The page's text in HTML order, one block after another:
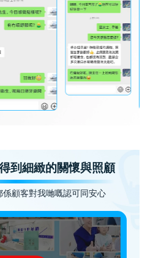
到細緻的關懷與照顧
顧客對我哋嘅認可同安心